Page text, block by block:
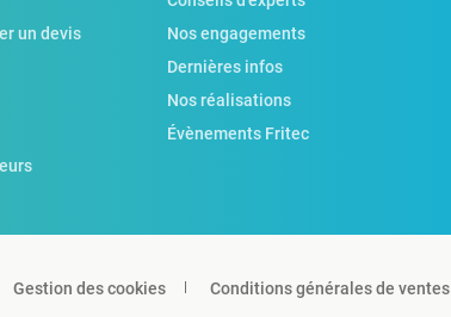
un devis
Nos engagements
Dernières infos
Nos réalisations
Évènements Fritec
Gestion des cookies Conditions générales de ventes